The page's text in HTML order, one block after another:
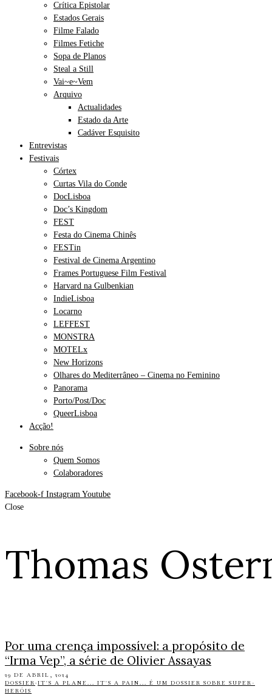
Crítica Epistolar
Estados Gerais
Filme Falado
Filmes Fetiche
Sopa de Planos
Steal a Still
Vai~e~Vem
Arquivo
Actualidades
Estado da Arte
Cadáver Esquisito
Entrevistas
Festivais
Córtex
Curtas Vila do Conde
DocLisboa
Doc’s Kingdom
FEST
Festa do Cinema Chinês
FESTin
Festival de Cinema Argentino
Frames Portuguese Film Festival
Harvard na Gulbenkian
IndieLisboa
Locarno
LEFFEST
MONSTRA
MOTELx
New Horizons
Olhares do Mediterrâneo – Cinema no Feminino
Panorama
Porto/Post/Doc
QueerLisboa
Acção!
Sobre nós
Quem Somos
Colaboradores
Facebook-f Instagram Youtube
Close
Thomas
Por uma crença impossível: a propósito de
“Irma Vep”, a série de Olivier Assayas
29 DE ABRIL, 2024
DOSSIER·IT'S A PLANE... IT'S A PAIN... É UM DOSSIER SOBRE SUPER-
HERÓIS